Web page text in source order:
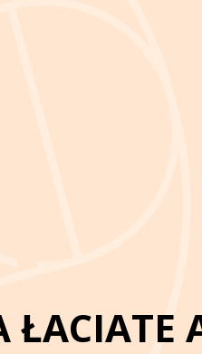
ŁACIATE